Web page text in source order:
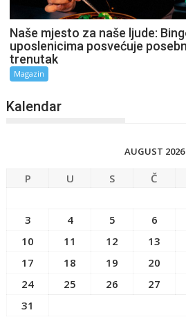
Naše mjesto za naše ljude:
uposlenicima posvećuje
trenutak
Magazin
Kalendar
AUGUST 2026
P U S Č
3
4 5 6
10
11 12 13
17
18 19 20
24
25 26 27
31